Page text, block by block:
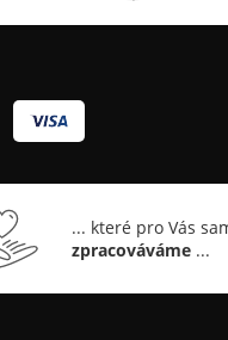
... které pro Vás
zpracováváme ...